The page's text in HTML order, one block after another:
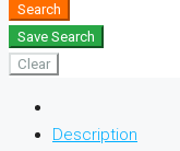
Search
Save Search
Clear
Description